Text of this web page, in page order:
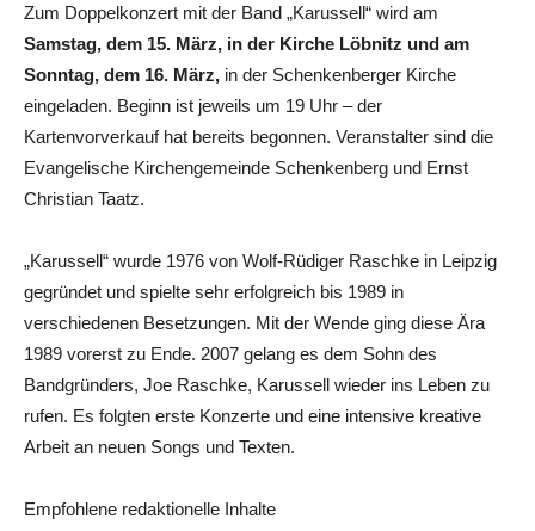
Zum Doppelkonzert mit der Band „Karussell“ wird am
Samstag, dem 15. März, in der Kirche Löbnitz und am
Sonntag, dem 16. März, in der Schenkenberger Kirche
eingeladen. Beginn ist jeweils um 19 Uhr – der
Kartenvorverkauf hat bereits begonnen. Veranstalter sind die
Evangelische Kirchengemeinde Schenkenberg und Ernst
Christian Taatz.
„Karussell“ wurde 1976 von Wolf-Rüdiger Raschke in Leipzig
gegründet und spielte sehr erfolgreich bis 1989 in
verschiedenen Besetzungen. Mit der Wende ging diese Ära
1989 vorerst zu Ende. 2007 gelang es dem Sohn des
Bandgründers, Joe Raschke, Karussell wieder ins Leben zu
rufen. Es folgten erste Konzerte und eine intensive kreative
Arbeit an neuen Songs und Texten.
Empfohlene redaktionelle Inhalte